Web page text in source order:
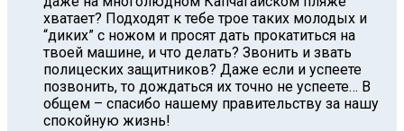
хватает? Подходят к тебе трое таких молодых и
“диких” с ножом и просят дать прокатиться на
твоей машине, и что делать? Звонить и звать
полицеских защитников? Даже если и успеете
позвонить, то дождаться их точно не успеете… В
общем – спасибо нашему правительству за нашу
спокойную жизнь!